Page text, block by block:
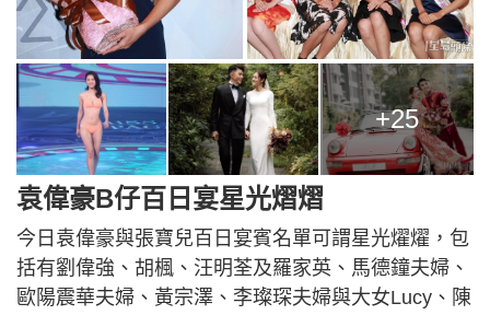
+25
袁偉豪B仔百日宴星光熠熠
今日袁偉豪與張寶兒百日宴賓名單可謂星光燿燿，包
括有劉偉強、胡楓、汪明荃及羅家英、馬德鐘夫婦、
歐陽震華夫婦、黃宗澤、李璨琛夫婦與大女Lucy、陳